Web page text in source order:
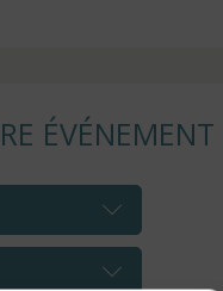
ÉVÉNEMENT